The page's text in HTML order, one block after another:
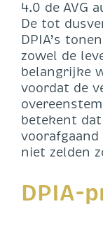
4.0 de AVG
De tot
DPIA’s
zowel de
belangrijke
voordat de
betekent
voorafgaand
niet zelden
DPIA-